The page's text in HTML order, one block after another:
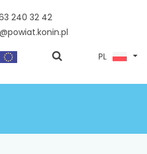
240 32 42
pokaż
PL